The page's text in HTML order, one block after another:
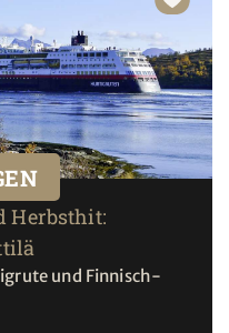
Herbsthit:
und Finnisch-